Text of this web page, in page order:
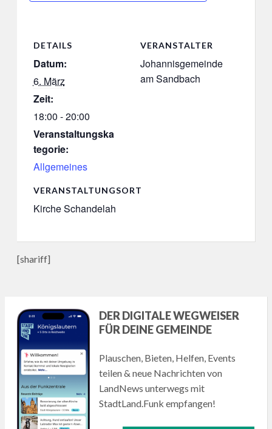
DETAILS
Datum:
6. März
Zeit:
18:00 - 20:00
Veranstaltungska
tegorie:
Allgemeines
VERANSTALTUNGSORT
Kirche Schandelah
VERANSTALTER
Johannisgemeinde
am Sandbach
[shariff]
DER DIGITALE WEGWEISER
FÜR DEINE GEMEINDE
Plauschen, Bieten, Helfen, Events
teilen & neue Nachrichten von
LandNews unterwegs mit
StadtLand.Funk empfangen!